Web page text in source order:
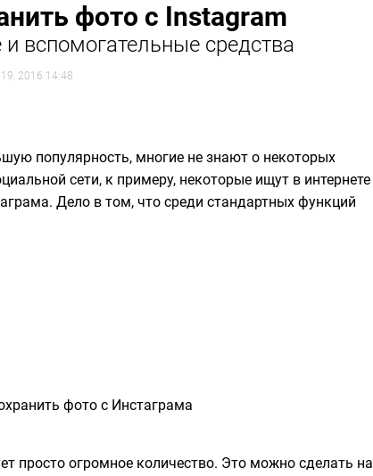
фото с Instagram
вспомогательные средства
2016 14:48
популярность, многие не знают о некоторых
сети, к примеру, некоторые ищут в интернете
Дело в том, что среди стандартных функций
просто огромное количество. Это можно сделать на